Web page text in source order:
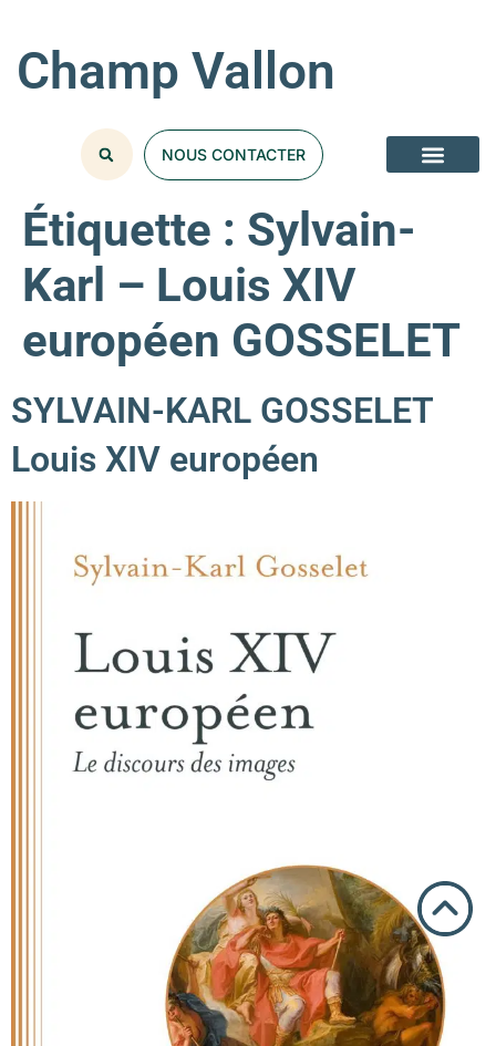
Champ Vallon
NOUS CONTACTER
Étiquette : Sylvain-
Karl – Louis XIV
européen GOSSELET
SYLVAIN-KARL GOSSELET
Louis XIV européen